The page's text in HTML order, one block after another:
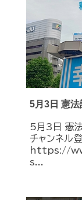
5月3日 憲法
5月3日 憲法
チャンネル
https://
s...